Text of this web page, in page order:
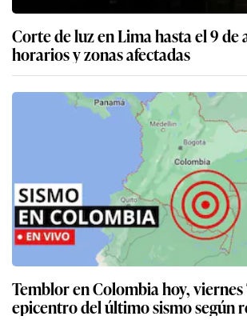
Corte de luz en Lima hasta el 9 de
horarios y zonas afectadas
Temblor en Colombia hoy, viernes
epicentro del último sismo según